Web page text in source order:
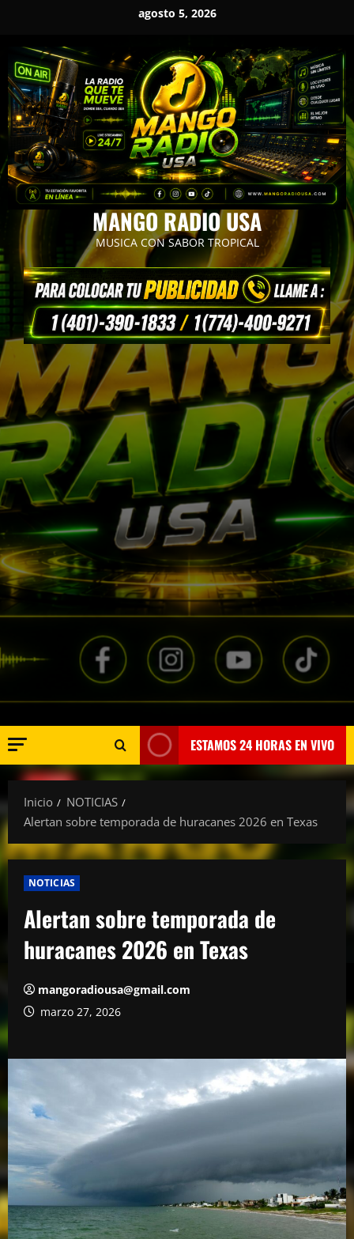
contenido
agosto 5, 2026
MANGO RADIO USA
MUSICA CON SABOR TROPICAL
ESTAMOS 24 HORAS EN VIVO
Inicio
NOTICIAS
Alertan sobre temporada de huracanes 2026 en Texas
NOTICIAS
Alertan sobre temporada de
huracanes 2026 en Texas
mangoradiousa@gmail.com
marzo 27, 2026